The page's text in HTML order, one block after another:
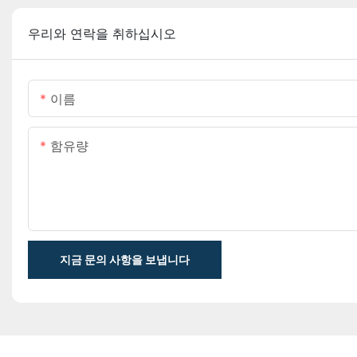
우리와 연락을 취하십시오
이름
함유량
지금 문의 사항을 보냅니다